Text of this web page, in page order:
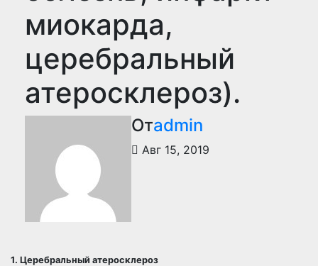
миокарда,
церебральный
атеросклероз).
Отadmin
Авг 15, 2019
1. Церебральный атеросклероз